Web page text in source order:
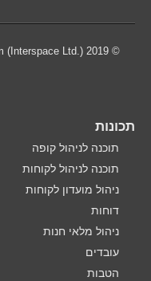
© 2019 All the rights reserved to Getpose.com (Interspace Ltd.)
תכונות
תוכנה לניהול קופה
תוכנה לניהול לקוחות
ניהול מועדון לקוחות
דוחות
ניהול מלאי חנות
עובדים
הטבות